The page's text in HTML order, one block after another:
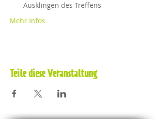
Ausklingen des Treffens
Mehr Infos
Teile diese Veranstaltung